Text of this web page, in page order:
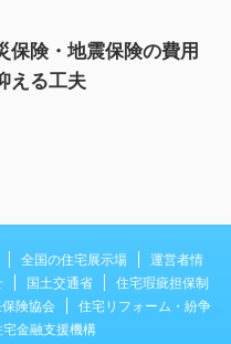
保険・地震保険の費用
える工夫
全国の住宅展示場
運営者情
国土交通省
住宅瑕疵担保制
険協会
住宅リフォーム・紛争
宅金融支援機構